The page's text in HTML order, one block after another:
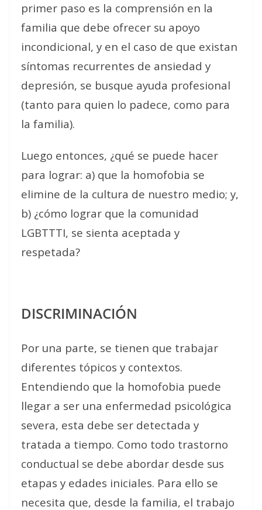
primer paso es la comprensión en la
familia que debe ofrecer su apoyo
incondicional, y en el caso de que existan
síntomas recurrentes de ansiedad y
depresión, se busque ayuda profesional
(tanto para quien lo padece, como para
la familia).
Luego entonces, ¿qué se puede hacer
para lograr: a) que la homofobia se
elimine de la cultura de nuestro medio; y,
b) ¿cómo lograr que la comunidad
LGBTTTI, se sienta aceptada y
respetada?
DISCRIMINACIÓN
Por una parte, se tienen que trabajar
diferentes tópicos y contextos.
Entendiendo que la homofobia puede
llegar a ser una enfermedad psicológica
severa, esta debe ser detectada y
tratada a tiempo. Como todo trastorno
conductual se debe abordar desde sus
etapas y edades iniciales. Para ello se
necesita que, desde la familia, el trabajo